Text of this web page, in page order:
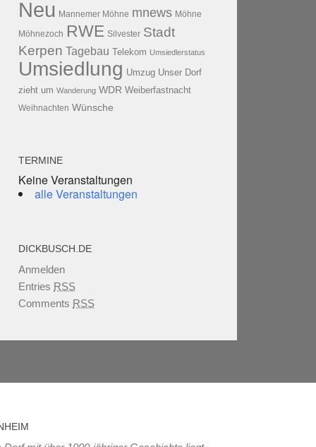
Neu Mannemer Möhne mnews Möhne
Möhnezoch RWE Silvester Stadt
Kerpen Tagebau Telekom Umsiedlerstatus
Umsiedlung Umzug Unser Dorf
zieht um Wanderung WDR Weiberfastnacht
Weihnachten Wünsche
TERMINE
Keine Veranstaltungen
alle Veranstaltungen
DICKBUSCH.DE
Anmelden
Entries RSS
Comments RSS